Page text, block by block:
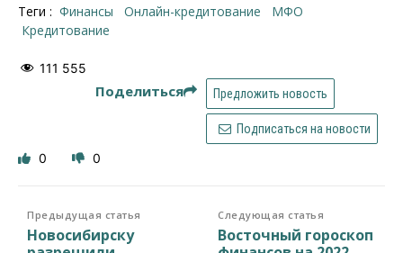
Теги : финансы онлайн-кредитование
МФО
кредитование
111 555
Поделиться Предложить новость
Подписаться на новости
0 0
Предыдущая статья
Новосибирску
Следующая статья
Восточный гороскоп